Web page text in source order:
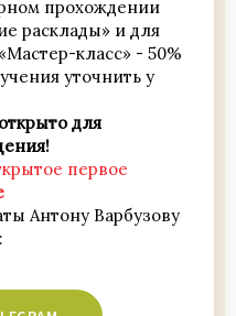
прохождении
расклады» и для
класс» - 50%
уточнить у
для
первое
Антону Варбузову